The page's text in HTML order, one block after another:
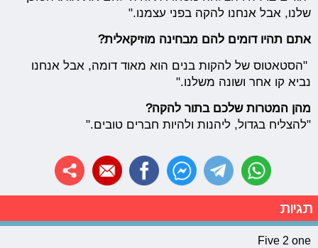
שלנו, אבל אנחנו להקה בפני עצמנו."
אתם תהיו דומים להם מבחינה מוזיקאלית?
"הסטאטוס של להקות בנים הוא מאוד דומה, אבל אנחנו
נביא קו אחר ושונה משלנו."
מהן המטרות שלכם בתור להקה?
"להצליח בגדול, ליהנות ולהיות חברים טובים."
תגיות
Five 2 one